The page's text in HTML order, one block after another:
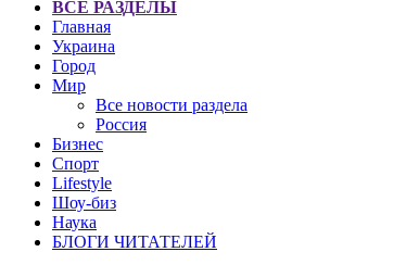
ВСЕ РАЗДЕЛЫ
Главная
Украина
Город
Мир
Все новости раздела
Россия
Бизнес
Спорт
Lifestyle
Шоу-биз
Наука
БЛОГИ ЧИТАТЕЛЕЙ